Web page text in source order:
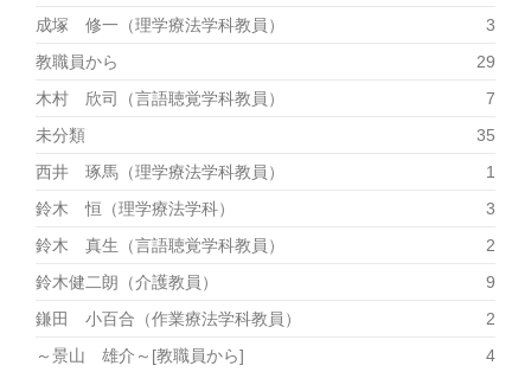
成塚 修一（理学療法学科教員）
3
教職員から
29
木村 欣司（言語聴覚学科教員）
7
未分類
35
西井 琢馬（理学療法学科教員）
1
鈴木 恒（理学療法学科）
3
鈴木 真生（言語聴覚学科教員）
2
鈴木健二朗（介護教員）
9
鎌田 小百合（作業療法学科教員）
2
～景山 雄介～[教職員から]
4